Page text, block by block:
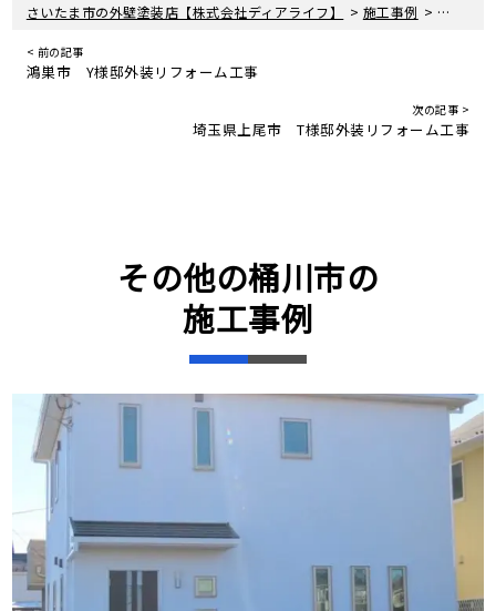
さいたま市の外壁塗装店【株式会社ディアライフ】 > 施工事例 > 桶川市
< 前の記事
鴻巣市 Y様邸外装リフォーム工事
次の記事 >
埼玉県上尾市 T様邸外装リフォーム工事
その他の桶川市の
施工事例